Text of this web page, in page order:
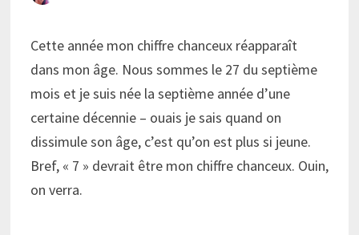
Cette année mon chiffre chanceux réapparaît
dans mon âge. Nous sommes le 27 du septième
mois et je suis née la septième année d’une
certaine décennie – ouais je sais quand on
dissimule son âge, c’est qu’on est plus si jeune.
Bref, « 7 » devrait être mon chiffre chanceux. Ouin,
on verra.